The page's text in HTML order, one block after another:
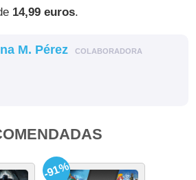
14,99 euros.
M. Pérez COLABORADORA
-91%